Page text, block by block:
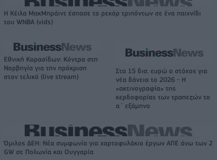
Η Κέιλα ΜακΜπράιντ έσπασε το ρεκόρ τριπόντων σε ένα παιχνίδι
του WNBA (vids)
Εθνική Κορασίδων: Κόντρα στη
Νορβηγία για την πρόκριση
στον τελικό (live stream)
Στα 15 δισ. ευρώ ο στόχος για
νέα δάνεια το 2026 - Η
«ακτινογραφία» της
κερδοφορίας των τραπεζών το
α΄ εξάμηνο
Όμιλος ΔΕΗ: Νέα συμφωνία για χαρτοφυλάκιο έργων ΑΠΕ άνω των 2
GW σε Πολωνία και Ουγγαρία